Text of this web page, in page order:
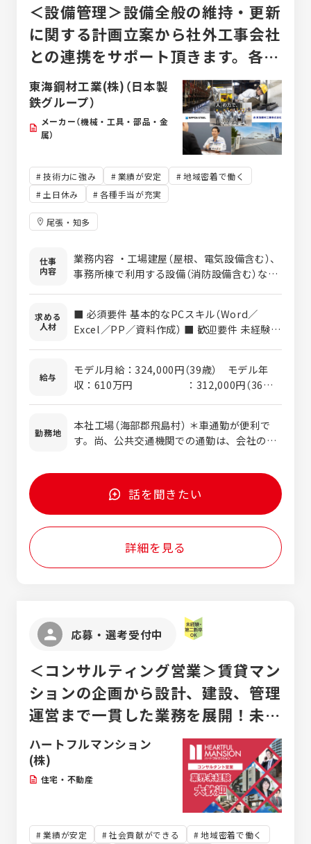
＜設備管理＞設備全般の維持・更新
に関する計画立案から社外工事会社
との連携をサポート頂きます。各種
機械設備の基盤整備を通じてものづ
くりの土台を一緒に作りましょう。
東海鋼材工業(株)（日本製
鉄グループ）
メーカー（機械・工具・部品・金
属）
技術力に強み 業績が安定
地域密着で働く
土日休み
各種手当が充実
尾張・知多
仕事
内容
業務内容 ・工場建屋（屋根、電気設備含む）、
事務所棟で利用する設備（消防設備含む）など
後社外の工事会社への依頼要否）を行う ・老
朽更新がメインとなりますが、工事計画の立
案と工事会社の選定を行った後、工事会社と
の打ち合わせ及び社内調整を行い、工事立ち
合いまでを一貫しておこなう ・工事計画書の
作成及び工事会社との打ち合わせ後の資料作
の2拠点）とコミュニケーションを図る。改善
すべきヒントをキャッチし次回以降の工事へ
場立地法における「緑地帯」の管理、届け出の
業務など 入社後のイメージ ・まずは先輩社
員（37歳）のサポート業務から開始してもらい
ます。取り扱う設備の理解と工事会社との対
応方法を一緒に見て聞いて実践しながら学ん
で頂きます ・幅広い知識が必要となるため、
空き時間を使って知識習得によって大いに役
求める
人材
■ 必須要件 基本的なPCスキル（Word／
Excel／PP／資料作成） ■ 歓迎要件 未経験者
ます。 ・電気主任技術者（三種） ・電気工事
士 ■ 求める人物像（志向性・適性） ・コミュ
ニケーション能力の高い人 ・工事の目的等を
理解し、工事会社の担当者と打ち合わせが出
来るだけの適応力のある人 ・わからない場合
より良い方法を常に考えられる人 ・組織の垣
根を越えて全社目線で物事を捉えられる方
給与
モデル月給：324,000円（39歳） モデル年
収：610万円 ：312,000円（36
：247,800円（25
歳） ：447万円 ＊上記モデル月
上記年収には、過勤務手当20H/月を含む 月
給 228,000円（22歳初任給）～324,000円＋賞
与年2回＋各種手当 ＊年齢・経験等考慮し優
勤務地
本社工場（海部郡飛島村） ＊車通勤が便利で
す。尚、公共交通機関での通勤は、会社の前
話を聞きたい
詳細を見る
応募・選考受付中
＜コンサルティング営業＞賃貸マン
ションの企画から設計、建設、管理
運営まで一貫した業務を展開！未経
験の方も大歓迎！
ハートフルマンション
(株)
住宅・不動産
業績が安定 社会貢献ができる
地域密着で働く